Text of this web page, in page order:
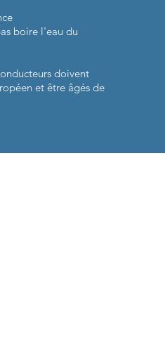
boire l'eau du
doivent
et être âgés de